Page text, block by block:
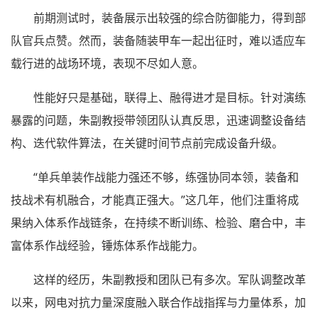
前期测试时，装备展示出较强的综合防御能力，得到部
队官兵点赞。然而，装备随装甲车一起出征时，难以适应车
载行进的战场环境，表现不尽如人意。
性能好只是基础，联得上、融得进才是目标。针对演练
暴露的问题，朱副教授带领团队认真反思，迅速调整设备结
构、迭代软件算法，在关键时间节点前完成设备升级。
“单兵单装作战能力强还不够，练强协同本领，装备和
技战术有机融合，才能真正强大。”这几年，他们注重将成
果纳入体系作战链条，在持续不断训练、检验、磨合中，丰
富体系作战经验，锤炼体系作战能力。
这样的经历，朱副教授和团队已有多次。军队调整改革
以来，网电对抗力量深度融入联合作战指挥与力量体系，加